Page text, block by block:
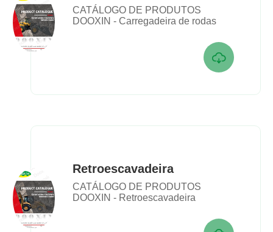
CATÁLOGO DE PRODUTOS
DOOXIN - Carregadeira de rodas

Retroescavadeira
CATÁLOGO DE PRODUTOS
DOOXIN - Retroescavadeira